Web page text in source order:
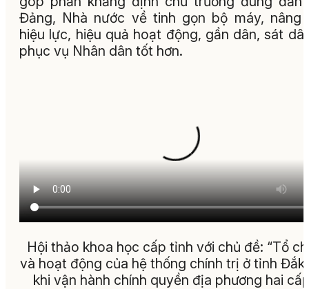
Đảng, Nhà nước về tinh gọn bộ máy, nâng
hiệu lực, hiệu quả hoạt động, gần dân, sát
phục vụ Nhân dân tốt hơn.
Hội thảo khoa học cấp tỉnh với chủ đề: “Tổ
và hoạt động của hệ thống chính trị ở tỉnh Đắk
khi vận hành chính quyền địa phương hai